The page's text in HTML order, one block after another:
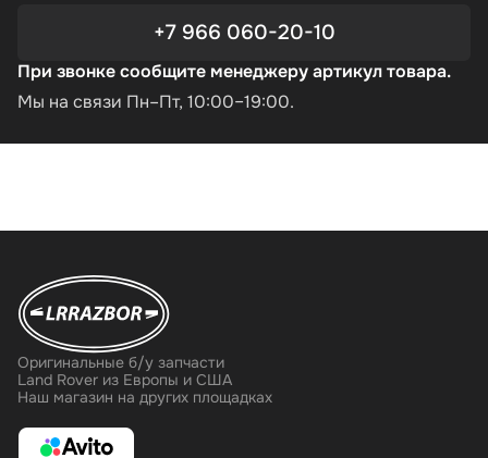
+7 966 060-20-10
При звонке сообщите менеджеру артикул товара.
Мы на связи Пн–Пт, 10:00–19:00.
Оригинальные б/у запчасти
Land Rover из Европы и США
Наш магазин на других площадках